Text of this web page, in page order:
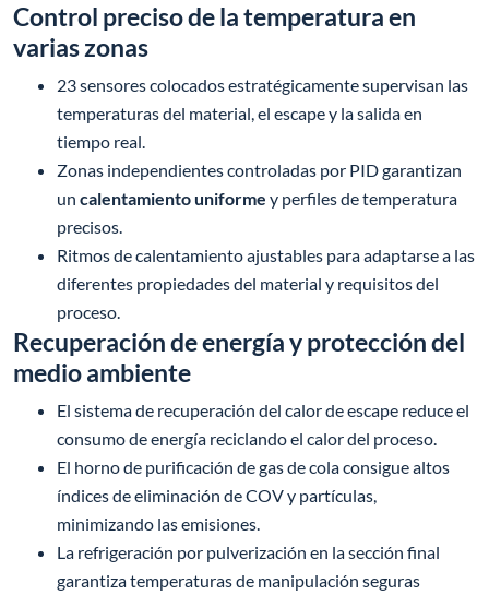
Control preciso de la temperatura en
varias zonas
23 sensores colocados estratégicamente supervisan las
temperaturas del material, el escape y la salida en
tiempo real.
Zonas independientes controladas por PID garantizan
un calentamiento uniforme y perfiles de temperatura
precisos.
Ritmos de calentamiento ajustables para adaptarse a las
diferentes propiedades del material y requisitos del
proceso.
Recuperación de energía y protección del
medio ambiente
El sistema de recuperación del calor de escape reduce el
consumo de energía reciclando el calor del proceso.
El horno de purificación de gas de cola consigue altos
índices de eliminación de COV y partículas,
minimizando las emisiones.
La refrigeración por pulverización en la sección final
garantiza temperaturas de manipulación seguras